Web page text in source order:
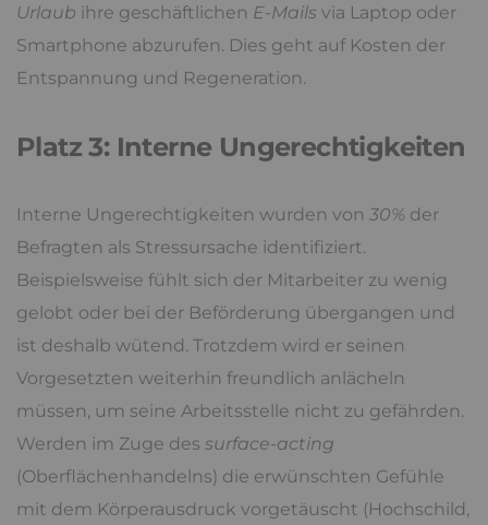
Urlaub ihre geschäftlichen E-Mails via Laptop oder
Smartphone abzurufen. Dies geht auf Kosten der
Entspannung und Regeneration.
Platz 3: Interne Ungerechtigkeiten
Interne Ungerechtigkeiten wurden von 30% der
Befragten als Stressursache identifiziert.
Beispielsweise fühlt sich der Mitarbeiter zu wenig
gelobt oder bei der Beförderung übergangen und
ist deshalb wütend. Trotzdem wird er seinen
Vorgesetzten weiterhin freundlich anlächeln
müssen, um seine Arbeitsstelle nicht zu gefährden.
Werden im Zuge des surface-acting
(Oberflächenhandelns) die erwünschten Gefühle
mit dem Körperausdruck vorgetäuscht (Hochschild,